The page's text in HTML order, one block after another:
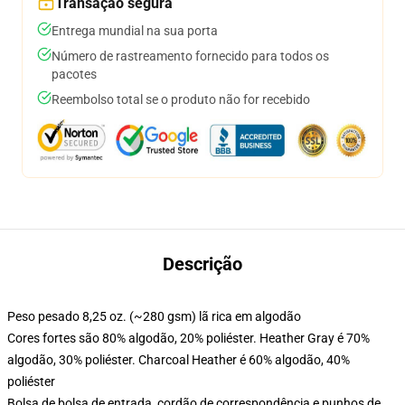
Entrega mundial na sua porta
Número de rastreamento fornecido para todos os
pacotes
Reembolso total se o produto não for recebido
Descrição
Peso pesado 8,25 oz. (~280 gsm) lã rica em algodão
Cores fortes são 80% algodão, 20% poliéster. Heather Gray é 70%
algodão, 30% poliéster. Charcoal Heather é 60% algodão, 40%
poliéster